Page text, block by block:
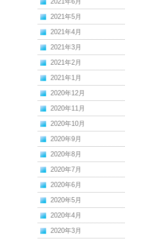
2021年5月
2021年4月
2021年3月
2021年2月
2021年1月
2020年12月
2020年11月
2020年10月
2020年9月
2020年8月
2020年7月
2020年6月
2020年5月
2020年4月
2020年3月